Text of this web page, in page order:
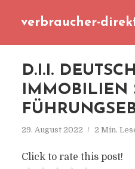
verbraucher-
D.I.I.
IMMOBILIEN
29. August 2022 2 Min.
Click to rate this post!